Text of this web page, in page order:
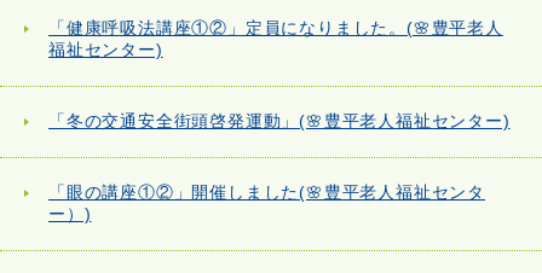
「健康呼吸法講座①②」定員になりました。(🌸豊平老人
福祉センター)
「冬の交通安全街頭啓発運動」(🌸豊平老人福祉センター)
「眼の講座①②」開催しました(🌸豊平老人福祉センタ
ー）)